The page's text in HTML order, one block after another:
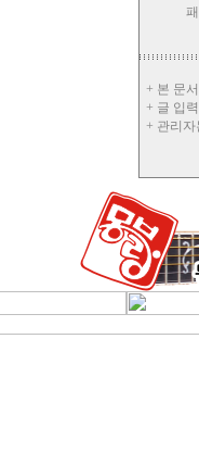
+ 본 문
+ 글 입
+ 관리자